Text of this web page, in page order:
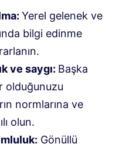
Yerel gelenek ve
bilgi edinme
ve saygı: Başka
olduğunuzu
normlarına ve
olun.
Gönüllü